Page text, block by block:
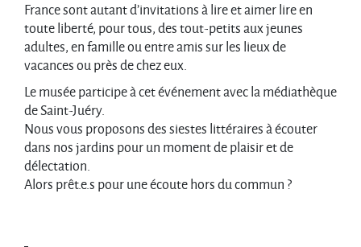
France sont autant d’invitations à lire et aimer lire en
toute liberté, pour tous, des tout-petits aux jeunes
adultes, en famille ou entre amis sur les lieux de
vacances ou près de chez eux.
Le musée participe à cet événement avec la médiathèque
de Saint-Juéry.
Nous vous proposons des siestes littéraires à écouter
dans nos jardins pour un moment de plaisir et de
délectation.
Alors prêt.e.s pour une écoute hors du commun ?